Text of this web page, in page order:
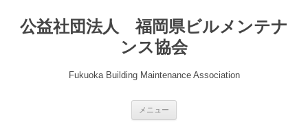
公益社団法人 福岡県ビルメンテナ
ンス協会
Fukuoka Building Maintenance Association
メニュー